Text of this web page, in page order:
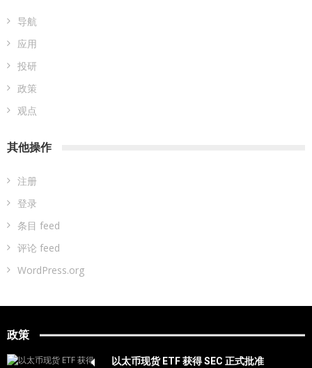
导航
应用
投研
政策
观点
其他操作
注册
登录
条目 feed
评论 feed
WordPress.org
政策
以太币现货 ETF 获得 SEC 正式批准